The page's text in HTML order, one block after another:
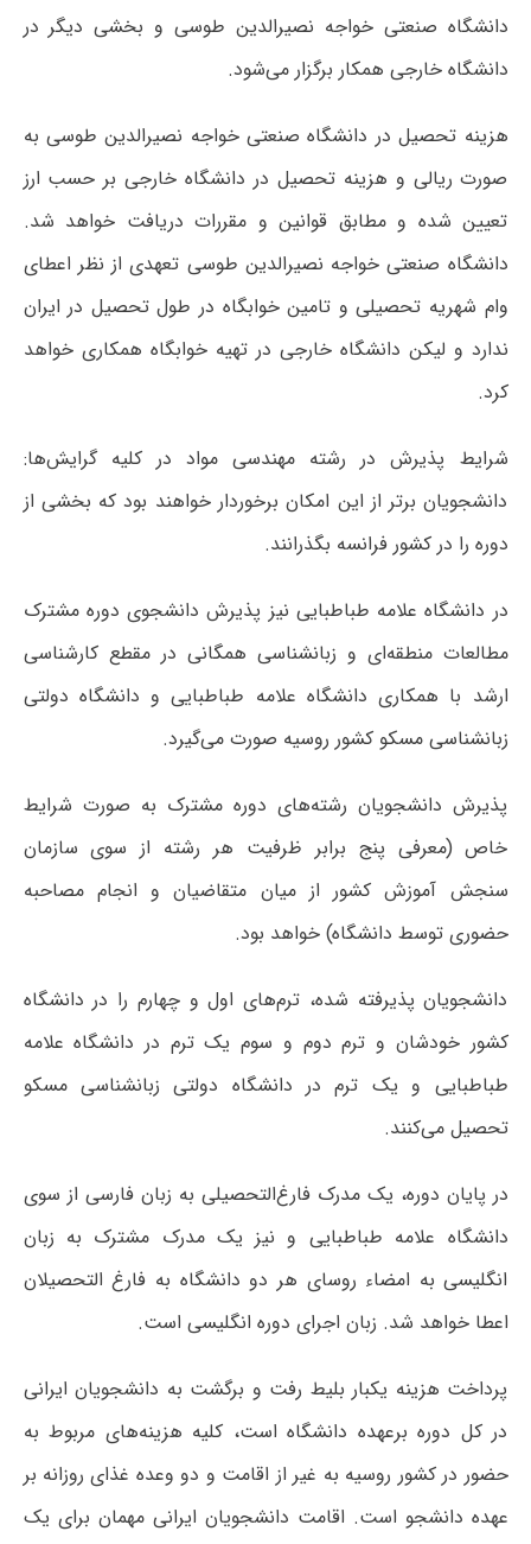
دانشگاه صنعتی خواجه نصیرالدین طوسی و بخشی دیگر در
دانشگاه خارجی همکار برگزار می‌شود.
هزینه تحصیل در دانشگاه صنعتی خواجه نصیرالدین طوسی به
صورت ریالی و هزینه تحصیل در دانشگاه خارجی بر حسب ارز
تعیین شده و مطابق قوانین و مقررات دریافت خواهد شد.
دانشگاه صنعتی خواجه نصیرالدین طوسی تعهدی از نظر اعطای
وام شهریه تحصیلی و تامین خوابگاه در طول تحصیل در ایران
ندارد و لیکن دانشگاه خارجی در تهیه خوابگاه همکاری خواهد
کرد.
شرایط پذیرش در رشته مهندسی مواد در کلیه گرایش‌ها:
دانشجویان برتر از این امکان برخوردار خواهند بود که بخشی از
دوره را در کشور فرانسه بگذرانند.
در دانشگاه علامه طباطبایی نیز پذیرش دانشجوی دوره مشترک
مطالعات منطقه‌ای و زبانشناسی همگانی در مقطع کارشناسی
ارشد با همکاری دانشگاه علامه طباطبایی و دانشگاه دولتی
زبانشناسی مسکو کشور روسیه صورت می‌گیرد.
پذیرش دانشجویان رشته‌های دوره مشترک به صورت شرایط
خاص (معرفی پنج برابر ظرفیت هر رشته از سوی سازمان
سنجش آموزش کشور از میان متقاضیان و انجام مصاحبه
حضوری توسط دانشگاه) خواهد بود.
دانشجویان پذیرفته شده، ترم‌های اول و چهارم را در دانشگاه
کشور خودشان و ترم دوم و سوم یک ترم در دانشگاه علامه
طباطبایی و یک ترم در دانشگاه دولتی زبانشناسی مسکو
تحصیل می‌کنند.
در پایان دوره، یک مدرک فارغ‌التحصیلی به زبان فارسی از سوی
دانشگاه علامه طباطبایی و نیز یک مدرک مشترک به زبان
انگلیسی به امضاء روسای هر دو دانشگاه به فارغ التحصیلان
اعطا خواهد شد. زبان اجرای دوره انگلیسی است.
پرداخت هزینه یکبار بلیط رفت و برگشت به دانشجویان ایرانی
در کل دوره برعهده دانشگاه است، کلیه هزینه‌های مربوط به
حضور در کشور روسیه به غیر از اقامت و دو وعده غذای روزانه بر
عهده دانشجو است. اقامت دانشجویان ایرانی مهمان برای یک